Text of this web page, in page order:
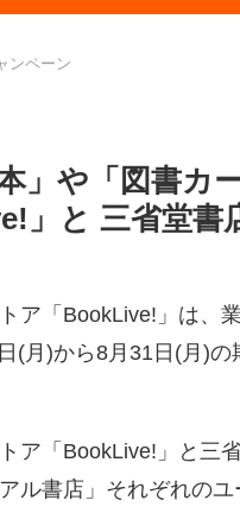
ンペーン
」や「図書カ
」と 三省堂
ア「BookLive!」は、
(月)から8月31日(月)
ア「BookLive!」と三
ル書店」それぞれの